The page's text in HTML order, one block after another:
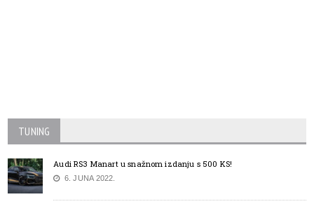
TUNING
Audi RS3 Manart u snažnom izdanju s 500 KS!
6. JUNA 2022.